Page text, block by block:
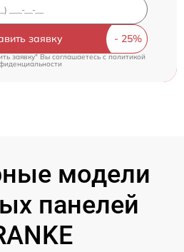
заявку
заявку" Вы соглашаетесь cполитикой
модели
панелей